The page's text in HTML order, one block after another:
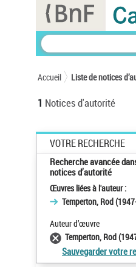
Accueil Liste de notices
1 Notices d'autorité
VOTRE RECHERCHE
Recherche avancée
notices d’autorité
Œuvres liées à l'auteur :
Temperton, Rod
Auteur d’œuvre
Temperton, Rod
Sauvegarder votre
Panneau de gestion des cookies